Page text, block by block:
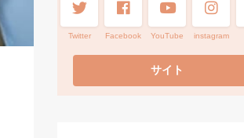
Twitter Facebook YouTube instagram